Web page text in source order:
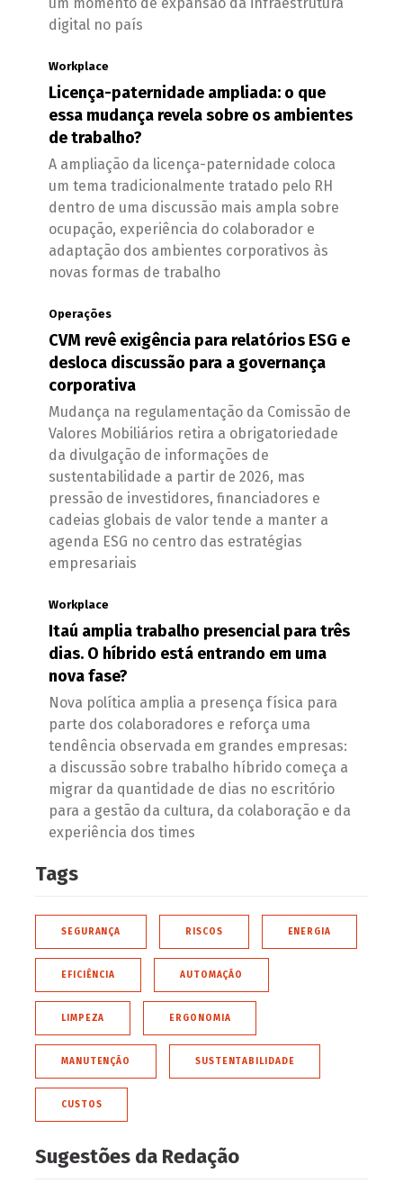
digital no país
Workplace
Licença-paternidade ampliada: o que
essa mudança revela sobre os ambientes
de trabalho?
A ampliação da licença-paternidade coloca
um tema tradicionalmente tratado pelo RH
dentro de uma discussão mais ampla sobre
ocupação, experiência do colaborador e
adaptação dos ambientes corporativos às
novas formas de trabalho
Operações
CVM revê exigência para relatórios ESG e
desloca discussão para a governança
corporativa
Mudança na regulamentação da Comissão de
Valores Mobiliários retira a obrigatoriedade
da divulgação de informações de
sustentabilidade a partir de 2026, mas
pressão de investidores, financiadores e
cadeias globais de valor tende a manter a
agenda ESG no centro das estratégias
empresariais
Workplace
Itaú amplia trabalho presencial para três
dias. O híbrido está entrando em uma
nova fase?
Nova política amplia a presença física para
parte dos colaboradores e reforça uma
tendência observada em grandes empresas:
a discussão sobre trabalho híbrido começa a
migrar da quantidade de dias no escritório
para a gestão da cultura, da colaboração e da
experiência dos times
Tags
SEGURANÇA RISCOS ENERGIA
EFICIÊNCIA AUTOMAÇÃO
LIMPEZA ERGONOMIA
MANUTENÇÃO SUSTENTABILIDADE
CUSTOS
Sugestões da Redação